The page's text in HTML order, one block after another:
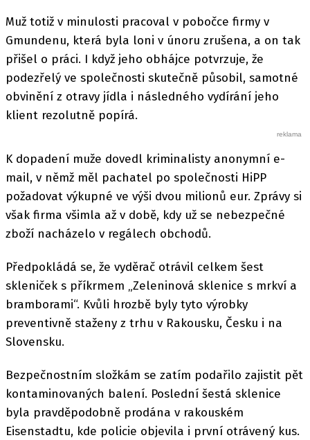
Muž totiž v minulosti pracoval v pobočce firmy v
Gmundenu, která byla loni v únoru zrušena, a on tak
přišel o práci. I když jeho obhájce potvrzuje, že
podezřelý ve společnosti skutečně působil, samotné
obvinění z otravy jídla i následného vydírání jeho
klient rezolutně popírá.
K dopadení muže dovedl kriminalisty anonymní e-
mail, v němž měl pachatel po společnosti HiPP
požadovat výkupné ve výši dvou milionů eur. Zprávy si
však firma všimla až v době, kdy už se nebezpečné
zboží nacházelo v regálech obchodů.
Předpokládá se, že vyděrač otrávil celkem šest
skleniček s příkrmem „Zeleninová sklenice s mrkví a
bramborami“. Kvůli hrozbě byly tyto výrobky
preventivně staženy z trhu v Rakousku, Česku i na
Slovensku.
Bezpečnostním složkám se zatím podařilo zajistit pět
kontaminovaných balení. Poslední šestá sklenice
byla pravděpodobně prodána v rakouském
Eisenstadtu, kde policie objevila i první otrávený kus.